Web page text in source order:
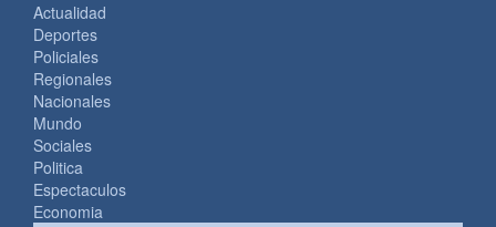
Actualidad
Deportes
Policiales
Regionales
Nacionales
Mundo
Sociales
Politica
Espectaculos
Economia